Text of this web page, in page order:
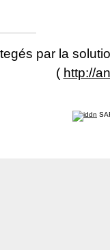
par la
( http://